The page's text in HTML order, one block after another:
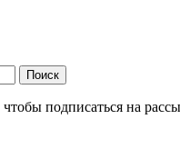
Поиск
чтобы подписаться на